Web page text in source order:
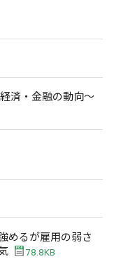
済・金融の動向～
めるが雇用の弱さ
78.8KB